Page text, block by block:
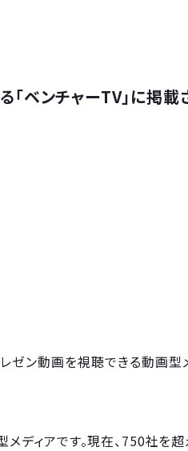
ベンチャーTV」に掲載
ゼン動画を視聴できる動画型
ディアです。現在、750社を